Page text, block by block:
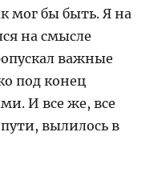
мог бы быть. Я на
на смысле
важные
под конец
И все же, все
вылилось в